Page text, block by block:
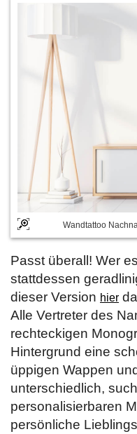
Wandtattoo
Passt überall! Wer
stattdessen
dieser Version hier
Alle Vertreter des
rechteckigen
Hintergrund eine
üppigen Wappen
unterschiedlich,
personalisierbaren
persönliche